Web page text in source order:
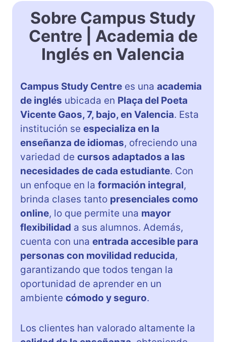
Sobre Campus Study
Centre | Academia de
Inglés en Valencia
Campus Study Centre es una academia
de inglés ubicada en Plaça del Poeta
Vicente Gaos, 7, bajo, en Valencia. Esta
institución se especializa en la
enseñanza de idiomas, ofreciendo una
variedad de cursos adaptados a las
necesidades de cada estudiante. Con
un enfoque en la formación integral,
brinda clases tanto presenciales como
online, lo que permite una mayor
flexibilidad a sus alumnos. Además,
cuenta con una entrada accesible para
personas con movilidad reducida,
garantizando que todos tengan la
oportunidad de aprender en un
ambiente cómodo y seguro.
Los clientes han valorado altamente la